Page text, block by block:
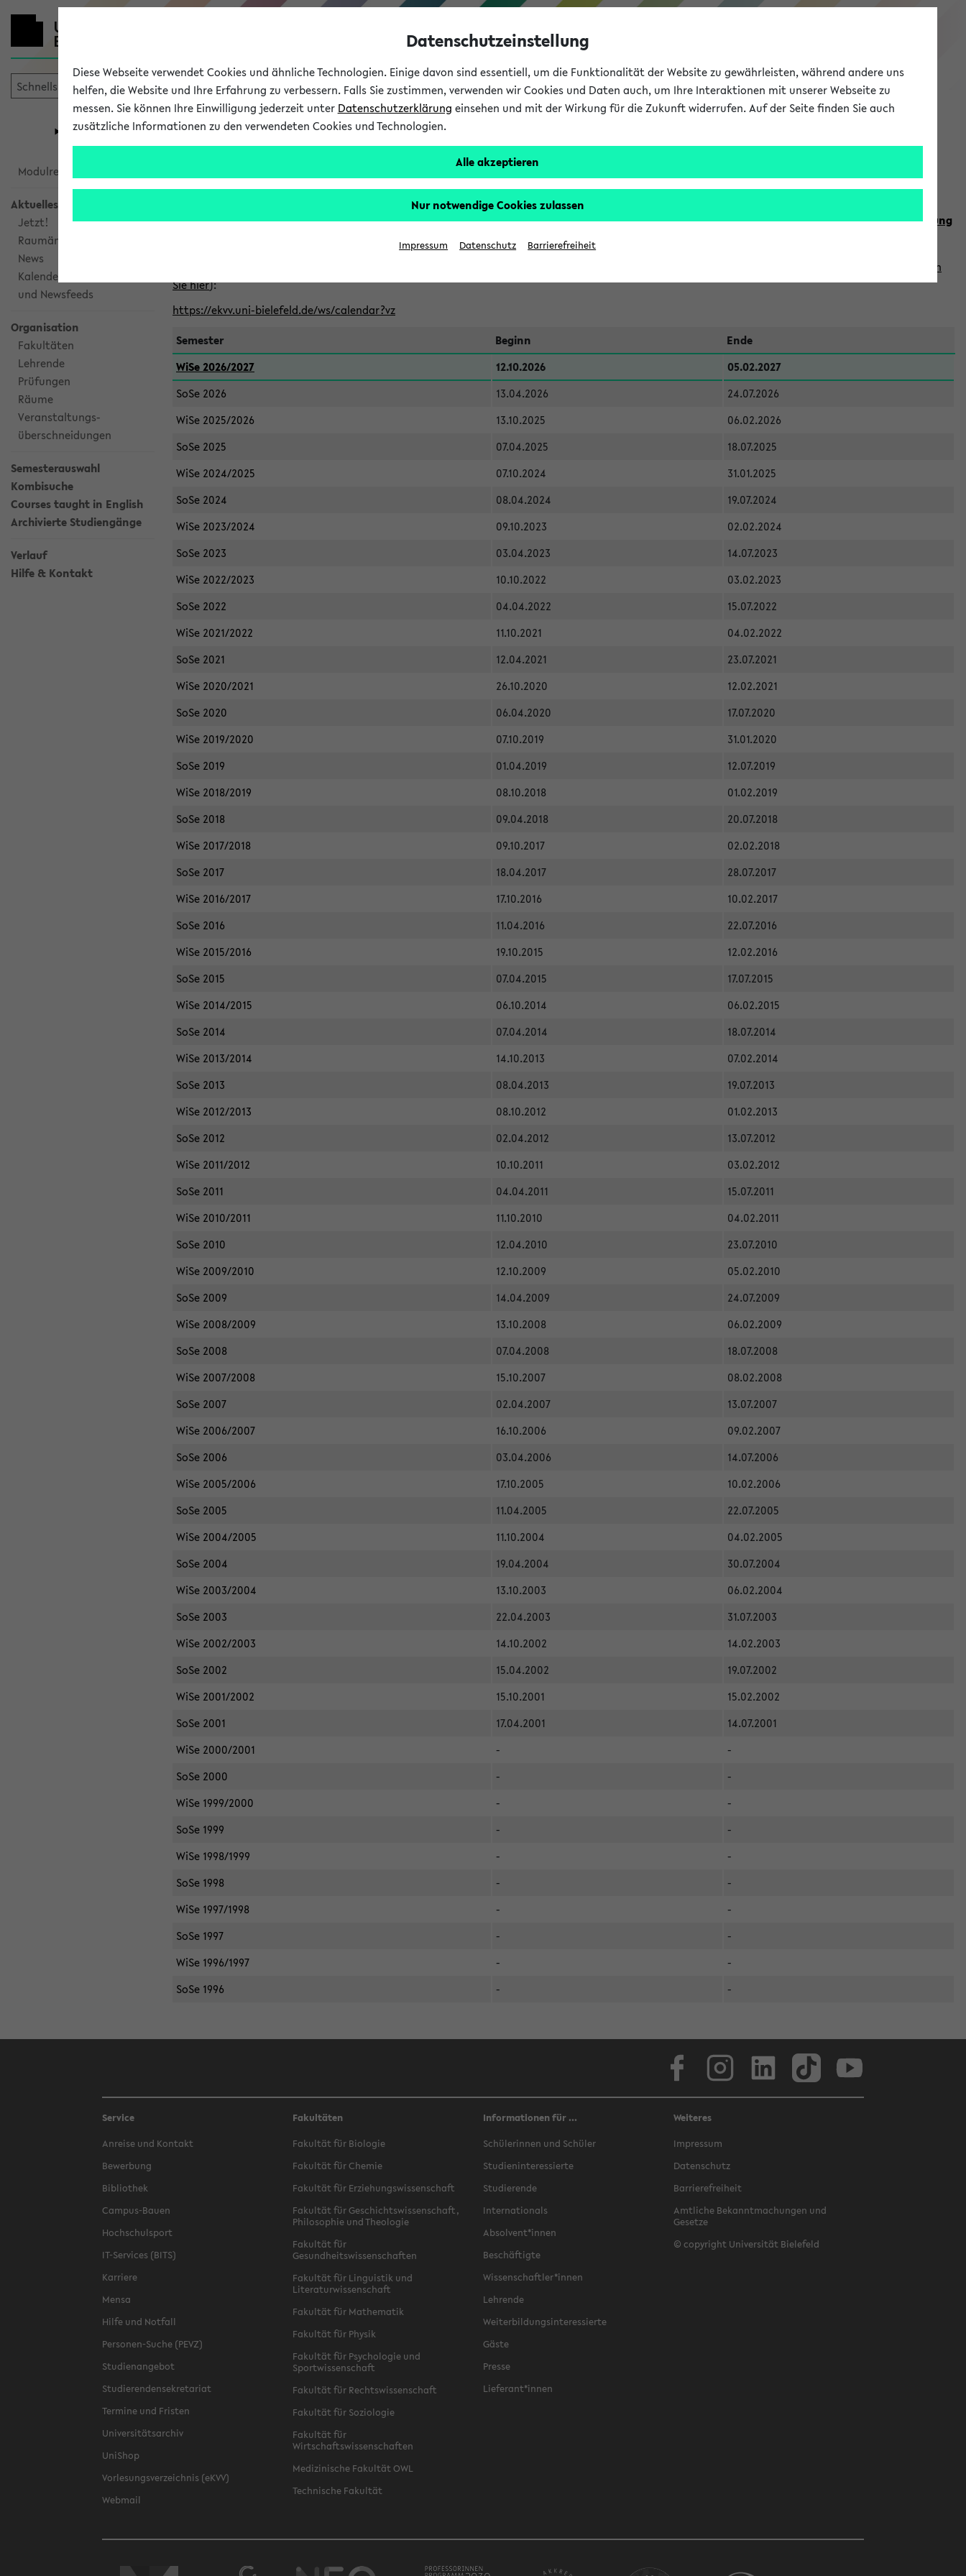
eKVV
Universität Forschung Studium
eKVV
Modulrecherche
Aktuelles
Jetzt!
Raumänderungen
News
Kalenderintegration
und Newsfeeds
Organisation
Fakultäten
Lehrende
Prüfungen
Räume
Veranstaltungs-
überschneidungen
Semesterauswahl
Kombisuche
Courses taught in English
Archivierte Studiengänge
Verlauf
Hilfe & Kontakt
Alle veröffentlichten Semester im eKVV
Klicken Sie auf das Semester, welches Sie für Ihre Sitzung auswählen möchten. Bitte beachten Sie auch die weiteren Termine imKalender der Lehrplanung
finden
Sie hier):
https://ekvv.uni-bielefeld.de/ws/calendar?vz
Semester
Beginn
Ende
WiSe 2026/2027
12.10.2026
05.02.2027
SoSe 2026
13.04.2026
24.07.2026
WiSe 2025/2026
13.10.2025
06.02.2026
SoSe 2025
07.04.2025
18.07.2025
WiSe 2024/2025
07.10.2024
31.01.2025
SoSe 2024
08.04.2024
19.07.2024
WiSe 2023/2024
09.10.2023
02.02.2024
SoSe 2023
03.04.2023
14.07.2023
WiSe 2022/2023
10.10.2022
03.02.2023
SoSe 2022
04.04.2022
15.07.2022
WiSe 2021/2022
11.10.2021
04.02.2022
SoSe 2021
12.04.2021
23.07.2021
WiSe 2020/2021
26.10.2020
12.02.2021
SoSe 2020
06.04.2020
17.07.2020
WiSe 2019/2020
07.10.2019
31.01.2020
SoSe 2019
01.04.2019
12.07.2019
WiSe 2018/2019
08.10.2018
01.02.2019
SoSe 2018
09.04.2018
20.07.2018
WiSe 2017/2018
09.10.2017
02.02.2018
SoSe 2017
18.04.2017
28.07.2017
WiSe 2016/2017
17.10.2016
10.02.2017
SoSe 2016
11.04.2016
22.07.2016
WiSe 2015/2016
19.10.2015
12.02.2016
SoSe 2015
07.04.2015
17.07.2015
WiSe 2014/2015
06.10.2014
06.02.2015
SoSe 2014
07.04.2014
18.07.2014
WiSe 2013/2014
14.10.2013
07.02.2014
SoSe 2013
08.04.2013
19.07.2013
WiSe 2012/2013
08.10.2012
01.02.2013
SoSe 2012
02.04.2012
13.07.2012
WiSe 2011/2012
10.10.2011
03.02.2012
SoSe 2011
04.04.2011
15.07.2011
WiSe 2010/2011
11.10.2010
04.02.2011
SoSe 2010
12.04.2010
23.07.2010
WiSe 2009/2010
12.10.2009
05.02.2010
SoSe 2009
14.04.2009
24.07.2009
WiSe 2008/2009
13.10.2008
06.02.2009
SoSe 2008
07.04.2008
18.07.2008
WiSe 2007/2008
15.10.2007
08.02.2008
SoSe 2007
02.04.2007
13.07.2007
WiSe 2006/2007
16.10.2006
09.02.2007
SoSe 2006
03.04.2006
14.07.2006
WiSe 2005/2006
17.10.2005
10.02.2006
SoSe 2005
11.04.2005
22.07.2005
WiSe 2004/2005
11.10.2004
04.02.2005
SoSe 2004
19.04.2004
30.07.2004
WiSe 2003/2004
13.10.2003
06.02.2004
SoSe 2003
22.04.2003
31.07.2003
WiSe 2002/2003
14.10.2002
14.02.2003
SoSe 2002
15.04.2002
19.07.2002
WiSe 2001/2002
15.10.2001
15.02.2002
SoSe 2001
17.04.2001
14.07.2001
WiSe 2000/2001
-
-
SoSe 2000
-
-
WiSe 1999/2000
-
-
SoSe 1999
-
-
WiSe 1998/1999
-
-
SoSe 1998
-
-
WiSe 1997/1998
-
-
SoSe 1997
-
-
WiSe 1996/1997
-
-
SoSe 1996
- -
Service
Anreise und Kontakt
Bewerbung
Bibliothek
Campus-Bauen
Hochschulsport
IT-Services (BITS)
Karriere
Mensa
Hilfe und Notfall
Personen-Suche (PEVZ)
Studienangebot
Studierendensekretariat
Termine und Fristen
Universitätsarchiv
UniShop
Vorlesungsverzeichnis (eKVV)
Webmail
Fakultäten
Fakultät für Biologie
Fakultät für Chemie
Fakultät für Erziehungswissenschaft
Fakultät für Geschichtswissenschaft,
Philosophie und Theologie
Fakultät für
Gesundheitswissenschaften
Fakultät für Linguistik und
Literaturwissenschaft
Fakultät für Mathematik
Fakultät für Physik
Fakultät für Psychologie und
Sportwissenschaft
Fakultät für Rechtswissenschaft
Fakultät für Soziologie
Fakultät für
Wirtschaftswissenschaften
Medizinische Fakultät OWL
Technische Fakultät
Informationen für ...
Schülerinnen und Schüler
Studieninteressierte
Studierende
Internationals
Absolvent*innen
Beschäftigte
Wissenschaftler*innen
Lehrende
Weiterbildungsinteressierte
Gäste
Presse
Lieferant*innen
Weiteres
Impressum
Datenschutz
Barrierefreiheit
Amtliche Bekanntmachungen und
Gesetze
© copyright Universität Bielefeld
Datenschutzeinstellung
Diese Webseite verwendet Cookies und ähnliche Technologien. Einige davon sind essentiell, um die Funktionalität der Website zu gewährleisten, während andere uns
helfen, die Website und Ihre Erfahrung zu verbessern. Falls Sie zustimmen, verwenden wir Cookies und Daten auch, um Ihre Interaktionen mit unserer Webseite zu
messen. Sie können Ihre Einwilligung jederzeit unter Datenschutzerklärung einsehen und mit der Wirkung für die Zukunft widerrufen. Auf der Seite finden Sie auch
zusätzliche Informationen zu den verwendeten Cookies und Technologien.
Alle akzeptieren
Nur notwendige Cookies zulassen
Impressum Datenschutz Barrierefreiheit